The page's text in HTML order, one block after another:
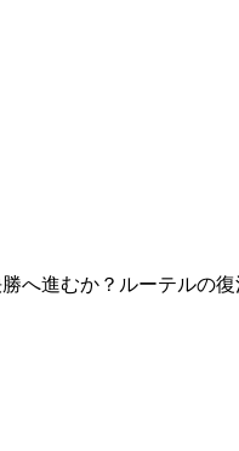
へ進むか？ルーテルの